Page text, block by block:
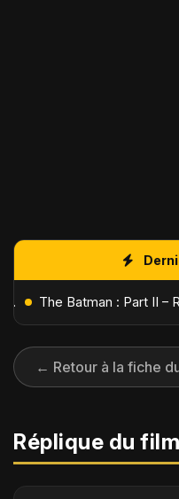
L'Âge de Glace : Le Réveil du Volcan – Manny, Sid et Diego de retour pour une aventure explosive
← Retour à la fiche
Réplique du